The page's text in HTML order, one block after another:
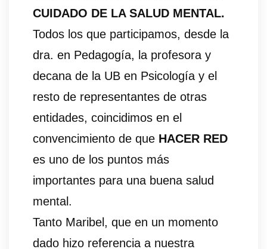
CUIDADO DE LA SALUD MENTAL.
Todos los que participamos, desde la
dra. en Pedagogía, la profesora y
decana de la UB en Psicología y el
resto de representantes de otras
entidades, coincidimos en el
convencimiento de que HACER RED
es uno de los puntos más
importantes para una buena salud
mental.
Tanto Maribel, que en un momento
dado hizo referencia a nuestra